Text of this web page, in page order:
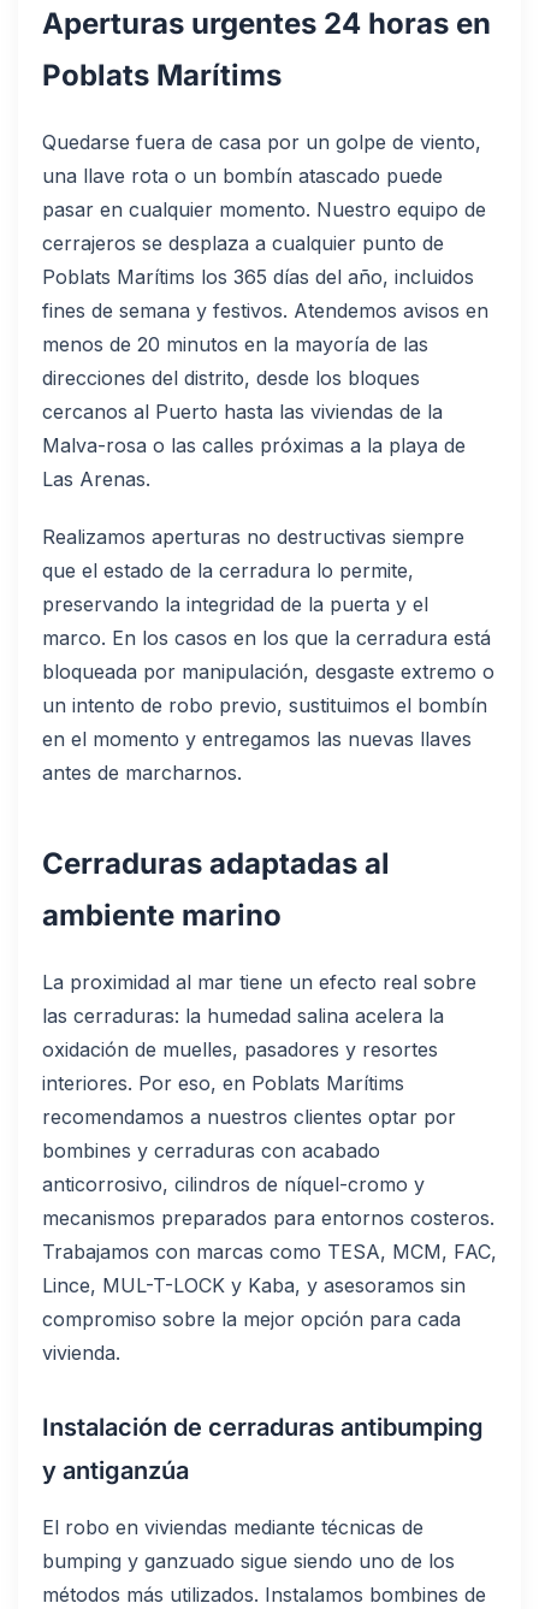
Aperturas urgentes 24 horas en
Poblats Marítims
Quedarse fuera de casa por un golpe de viento,
una llave rota o un bombín atascado puede
pasar en cualquier momento. Nuestro equipo de
cerrajeros se desplaza a cualquier punto de
Poblats Marítims los 365 días del año, incluidos
fines de semana y festivos. Atendemos avisos en
menos de 20 minutos en la mayoría de las
direcciones del distrito, desde los bloques
cercanos al Puerto hasta las viviendas de la
Malva-rosa o las calles próximas a la playa de
Las Arenas.
Realizamos aperturas no destructivas siempre
que el estado de la cerradura lo permite,
preservando la integridad de la puerta y el
marco. En los casos en los que la cerradura está
bloqueada por manipulación, desgaste extremo o
un intento de robo previo, sustituimos el bombín
en el momento y entregamos las nuevas llaves
antes de marcharnos.
Cerraduras adaptadas al
ambiente marino
La proximidad al mar tiene un efecto real sobre
las cerraduras: la humedad salina acelera la
oxidación de muelles, pasadores y resortes
interiores. Por eso, en Poblats Marítims
recomendamos a nuestros clientes optar por
bombines y cerraduras con acabado
anticorrosivo, cilindros de níquel-cromo y
mecanismos preparados para entornos costeros.
Trabajamos con marcas como TESA, MCM, FAC,
Lince, MUL-T-LOCK y Kaba, y asesoramos sin
compromiso sobre la mejor opción para cada
vivienda.
Instalación de cerraduras antibumping
y antiganzúa
El robo en viviendas mediante técnicas de
bumping y ganzuado sigue siendo uno de los
métodos más utilizados. Instalamos bombines de